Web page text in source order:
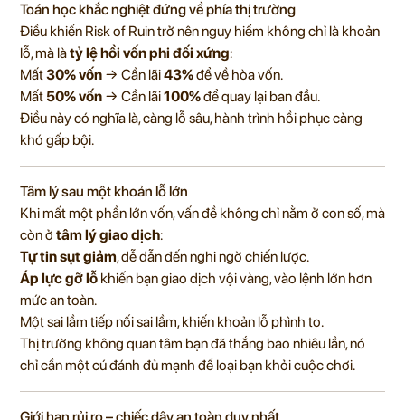
Toán học khắc nghiệt đứng về phía thị trường
Điều khiến Risk of Ruin trở nên nguy hiểm không chỉ là khoản
lỗ, mà làtỷ lệ hồi vốn phi đối xứng:
Mất30% vốn → Cần lãi43%để về hòa vốn.
Mất 50% vốn → Cần lãi100%để quay lại ban đầu.
Điều này có nghĩa là, càng lỗ sâu, hành trình hồi phục càng
khó gấp bội.
Tâm lý sau một khoản lỗ lớn
Khi mất một phần lớn vốn, vấn đề không chỉ nằm ở con số, mà
còn ở tâm lý giao dịch:
Tự tin sụt giảm, dễ dẫn đến nghi ngờ chiến lược.
Áp lực gỡ lỗ khiến bạn giao dịch vội vàng, vào lệnh lớn hơn
mức an toàn.
Một sai lầm tiếp nối sai lầm, khiến khoản lỗ phình to.
Thị trường không quan tâm bạn đã thắng bao nhiêu lần, nó
chỉ cần một cú đánh đủ mạnh để loại bạn khỏi cuộc chơi.